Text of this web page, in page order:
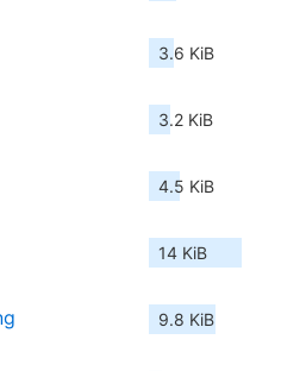
3.6 KiB
3.2 KiB
4.5 KiB
14 KiB
9.8 KiB